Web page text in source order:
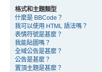
格式和主題類型
什麼是 BBCode？
我可以使用 HTML 語法嗎？
表情符號是甚麼？
我能貼圖嗎？
全域公告是甚麼？
公告是甚麼？
置頂主題是甚麼？